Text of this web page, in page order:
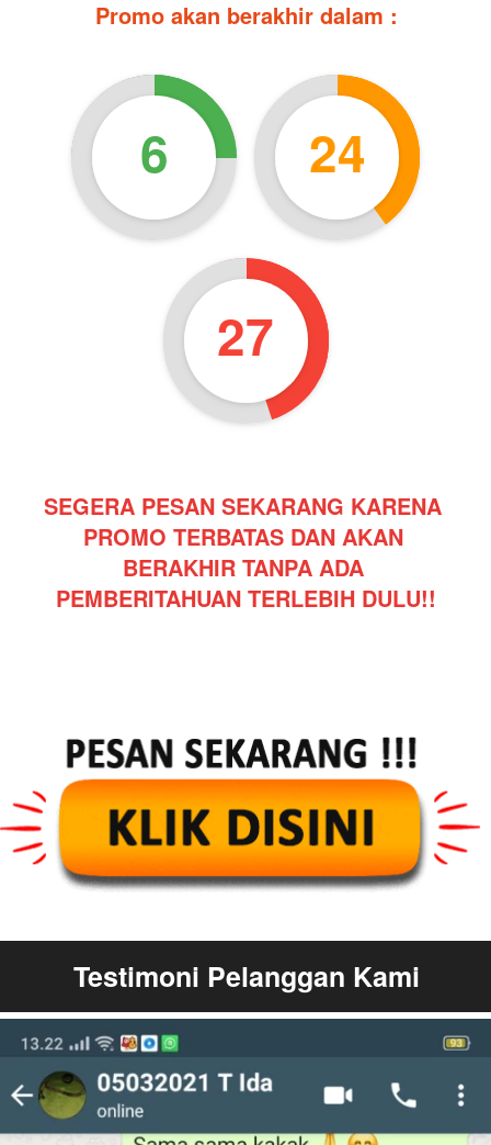
Promo akan berakhir dalam :
6 24
25
SEGERA PESAN SEKARANG KARENA
PROMO TERBATAS DAN AKAN
BERAKHIR TANPA ADA
PEMBERITAHUAN TERLEBIH DULU!!
Testimoni Pelanggan Kami